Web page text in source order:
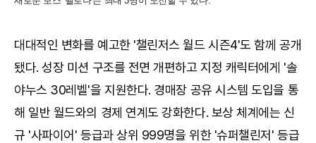
대대적인 변화를 예고한 '챌린저스 월드 시즌4'도 함께 공개
됐다. 성장 미션 구조를 전면 개편하고 지정 캐릭터에게 '솔
야누스 30레벨'을 지원한다. 경매장 공유 시스템 도입을 통
해 일반 월드와의 경제 연계도 강화한다. 보상 체계에는 신
규 '사파이어' 등급과 상위 999명을 위한 '슈퍼챌린저' 등급